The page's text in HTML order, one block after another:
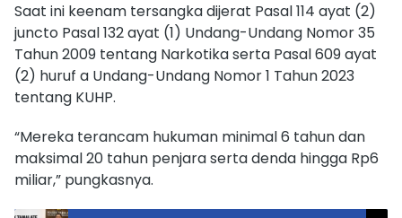
Saat ini keenam tersangka dijerat Pasal 114 ayat (2)
juncto Pasal 132 ayat (1) Undang-Undang Nomor 35
Tahun 2009 tentang Narkotika serta Pasal 609 ayat
(2) huruf a Undang-Undang Nomor 1 Tahun 2023
tentang KUHP.
“Mereka terancam hukuman minimal 6 tahun dan
maksimal 20 tahun penjara serta denda hingga Rp6
miliar,” pungkasnya.